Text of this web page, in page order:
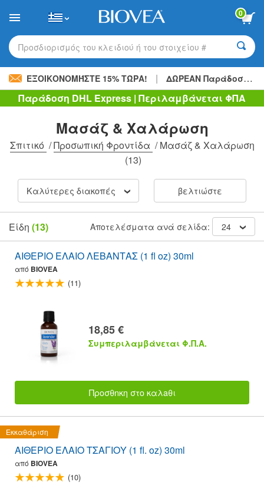
note:
website
includes
accessibility
system.
0
Προσδιορισμός του κλειδιού ή του στοιχείου #
ΕΞΟΙΚΟΝΟΜΉΣΤΕ 15% ΤΏΡΑ! | ΔΩΡΕΑΝ Παράδοση
Παράδοση DHL Express | Περιλαμβάνεται ΦΠΑ
Μασάζ & Χαλάρωση
Σπιτικό /Προσωπική Φροντίδα /Μασάζ & Χαλάρωση
(13)
Καλύτερες διακοπές βελτιώστε
Είδη (13) Αποτελέσματα ανά σελίδα: 24
ΑΙΘΕΡΙΟ ΕΛΑΙΟ ΛΕΒΑΝΤΑΣ (1 fl oz) 30ml
από BIOVEA
(11)
18,85 €
Συμπεριλαμβάνεται Φ.Π.Α.
Προσθnκη στο καλaθι
Εκκαθάριση
ΑΙΘΕΡΙΟ ΕΛΑΙΟ ΤΣΑΓΙΟΥ (1 fl. oz) 30ml
από BIOVEA
(10)